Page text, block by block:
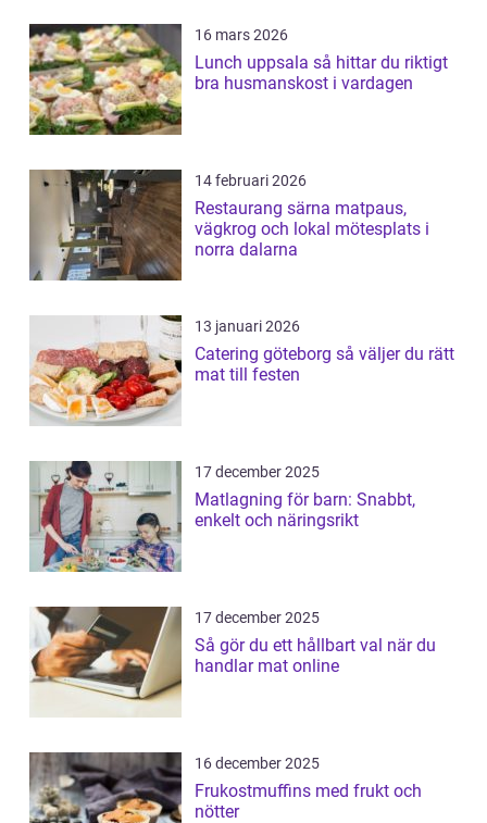
16 mars 2026
Lunch uppsala så hittar du riktigt
bra husmanskost i vardagen
14 februari 2026
Restaurang särna matpaus,
vägkrog och lokal mötesplats i
norra dalarna
13 januari 2026
Catering göteborg så väljer du rätt
mat till festen
17 december 2025
Matlagning för barn: Snabbt,
enkelt och näringsrikt
17 december 2025
Så gör du ett hållbart val när du
handlar mat online
16 december 2025
Frukostmuffins med frukt och
nötter